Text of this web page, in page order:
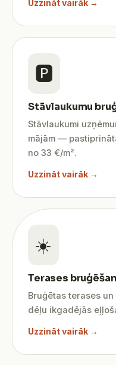
Uzzināt vairāk →
🅿️
Stāvlaukumu
Stāvlaukumi
mājām —
no 33 €/m².
Uzzināt vairāk →
☀️
Terases
Bruģētas terases
dēļu ikgadējās
Uzzināt vairāk →